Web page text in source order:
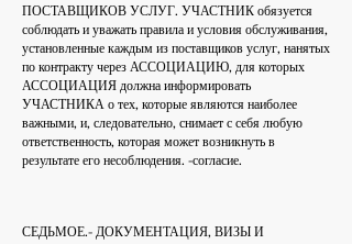
ПОСТАВЩИКОВ УСЛУГ. УЧАСТНИК обязуется
соблюдать и уважать правила и условия обслуживания,
установленные каждым из поставщиков услуг, нанятых
по контракту через АССОЦИАЦИЮ, для которых
АССОЦИАЦИЯ должна информировать
УЧАСТНИКА о тех, которые являются наиболее
важными, и, следовательно, снимает с себя любую
ответственность, которая может возникнуть в
результате его несоблюдения. -согласие.
СЕДЬМОЕ.- ДОКУМЕНТАЦИЯ, ВИЗЫ И